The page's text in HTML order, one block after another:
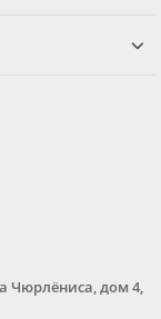
Чюрлёниса, дом 4,